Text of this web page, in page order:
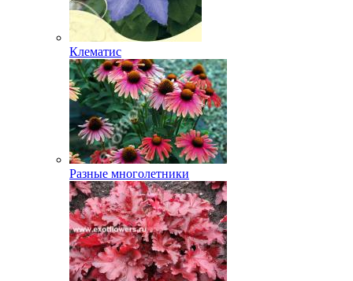
Клематис
Разные многолетники